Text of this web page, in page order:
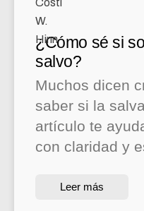
¿Cómo sé si
salvo?
Muchos dicen
saber si la
artículo te
con claridad y
Leer más